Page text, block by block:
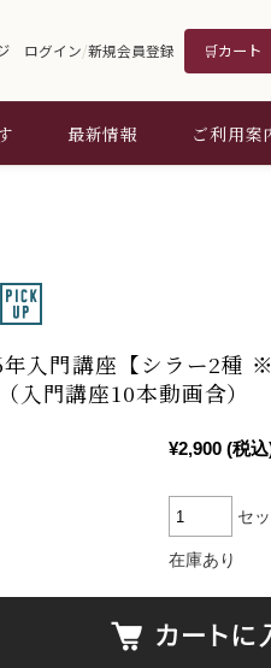
ログイン/新規会員登録 🛒カート
最新情報 ご利用案
入門講座【シラー2種
入門講座10本動画含）
¥2,900 (税
セ
在庫あり